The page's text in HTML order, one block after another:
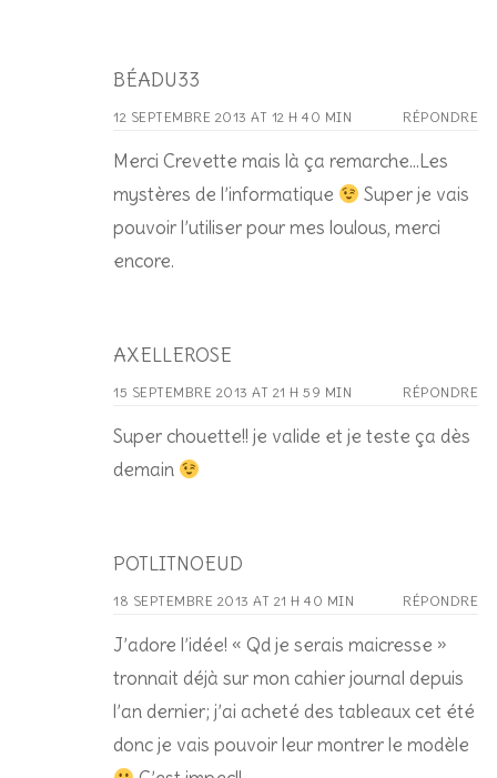
BÉADU33
12 SEPTEMBRE 2013 AT 12 H 40 MIN RÉPONDRE
Merci Crevette mais là ça remarche…Les
mystères de l’informatique
Super je vais
pouvoir l’utiliser pour mes loulous, merci
encore.
AXELLEROSE
15 SEPTEMBRE 2013 AT 21 H 59 MIN RÉPONDRE
Super chouette!! je valide et je teste ça dès
demain
POTLITNOEUD
18 SEPTEMBRE 2013 AT 21 H 40 MIN RÉPONDRE
J’adore l’idée! « Qd je serais maicresse »
tronnait déjà sur mon cahier journal depuis
l’an dernier; j’ai acheté des tableaux cet été
donc je vais pouvoir leur montrer le modèle